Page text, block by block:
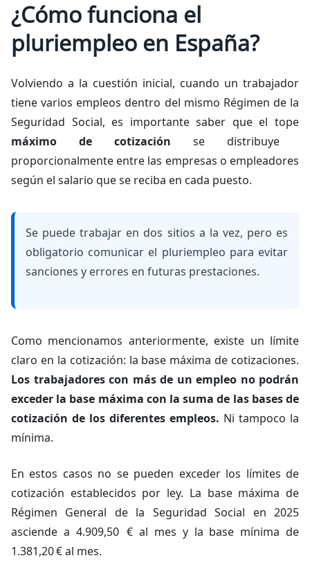
¿Cómo funciona el
pluriempleo en España?
Volviendo a la cuestión inicial, cuando un trabajador
tiene varios empleos dentro del mismo Régimen de la
Seguridad Social, es importante saber que el tope
máximo de cotización se distribuye
proporcionalmente entre las empresas o empleadores
según el salario que se reciba en cada puesto.
Se puede trabajar en dos sitios a la vez, pero es
obligatorio comunicar el pluriempleo para evitar
sanciones y errores en futuras prestaciones.
Como mencionamos anteriormente, existe un límite
claro en la cotización: la base máxima de cotizaciones.
Los trabajadores con más de un empleo no podrán
exceder la base máxima con la suma de las bases de
cotización de los diferentes empleos. Ni tampoco la
mínima.
En estos casos no se pueden exceder los límites de
cotización establecidos por ley. La base máxima de
Régimen General de la Seguridad Social en 2025
asciende a 4.909,50 € al mes y la base mínima de
1.381,20 € al mes.